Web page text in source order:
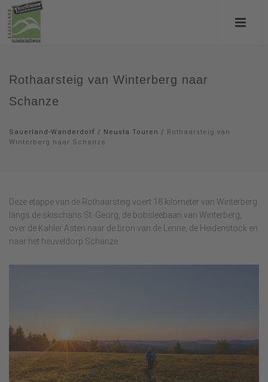
Rothaarsteig van Winterberg naar
Schanze
Sauerland-Wanderdorf / Neusta Touren / Rothaarsteig van
Winterberg naar Schanze
Deze etappe van de Rothaarsteig voert 18 kilometer van Winterberg
langs de skischans St. Georg, de bobsleebaan van Winterberg,
over de Kahler Asten naar de bron van de Lenne, de Heidenstock en
naar het heuveldorp Schanze.